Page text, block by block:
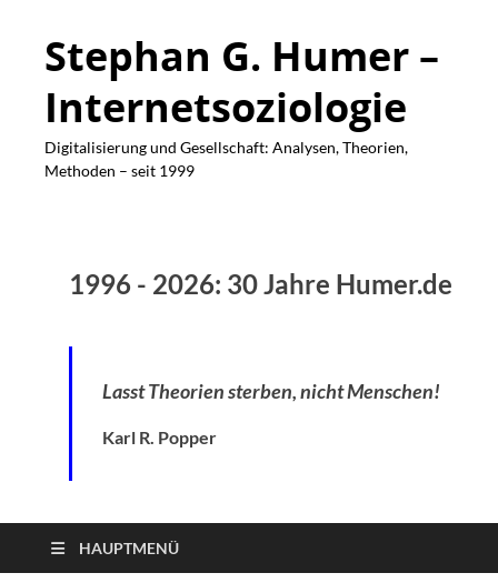
Stephan G. Humer –
Internetsoziologie
Digitalisierung und Gesellschaft: Analysen, Theorien,
Methoden – seit 1999
1996 - 2026: 30 Jahre Humer.de
Lasst Theorien sterben, nicht Menschen!
Karl R. Popper
HAUPTMENÜ